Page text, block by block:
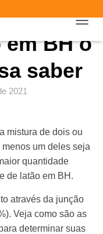
L
T
A
E
Ã
em BH o
saber
2021
mistura de dois ou
um deles seja
quantidade
de latão em BH.
através da junção
Veja como são as
determinar suas